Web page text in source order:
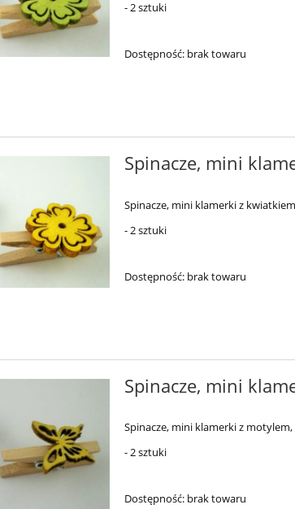
- 2 sztuki
Dostępność: brak towaru
Spinacze, mini
Spinacze, mini klamerki z
- 2 sztuki
Dostępność: brak towaru
Spinacze, mini
Spinacze, mini klamerki z motylem,
- 2 sztuki
Dostępność: brak towaru